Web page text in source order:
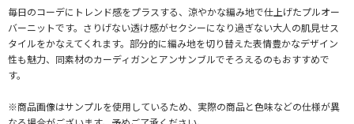
毎日のコーデにトレンド感をプラスする、涼やかな編み地で仕上げたプルオー
バーニットです。さりげない透け感がセクシーになり過ぎない大人の肌見せス
タイルをかなえてくれます。部分的に編み地を切り替えた表情豊かなデザイン
性も魅力、同素材のカーディガンとアンサンブルでそろえるのもおすすめで
す。
※商品画像はサンプルを使用しているため、実際の商品と色味などの仕様が異